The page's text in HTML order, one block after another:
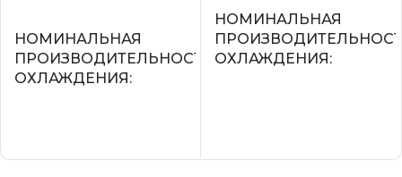
НОМИНАЛЬНАЯ
ПРОИЗВОДИТЕЛЬНОСТЬ
ОХЛАЖДЕНИЯ
НОМИНАЛЬНАЯ
ОХЛАЖДЕНИЯ
УПРАВЛЕНИЕ